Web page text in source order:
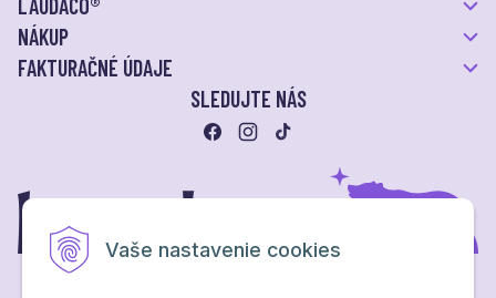
Vaše nastavenie cookies
LAUDACO®
NÁKUP
FAKTURAČNÉ ÚDAJE
SLEDUJTE NÁS